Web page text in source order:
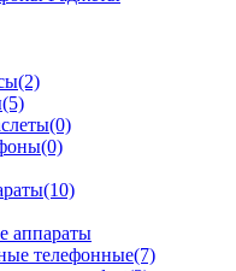
(2)
(5)
(0)
(0)
(10)
аппараты
телефонные(7)